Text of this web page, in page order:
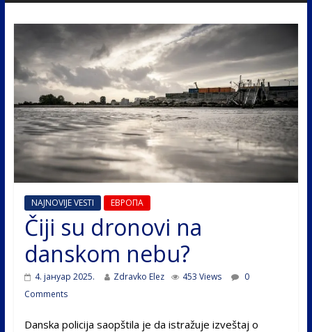
NAJNOVIJE VESTI ЕВРОПА
Čiji su dronovi na
danskom nebu?
4. јануар 2025. Zdravko Elez 453 Views
0
Comments
Danska policija saopštila je da istražuje izveštaj o